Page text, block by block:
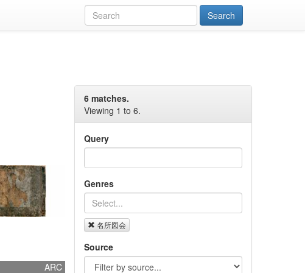
6 matches.
Viewing 1 to 6.
Query
Genres
名所図会
Source
ARC